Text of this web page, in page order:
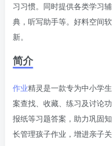
习习惯。同时提供各类学习
典，听写助手等。好料空间
新。
简介
作业精灵是一款专为中小学
案查找、收藏、练习及讨论
报纸等习题答案，助力巩固
长管理孩子作业，增进亲子